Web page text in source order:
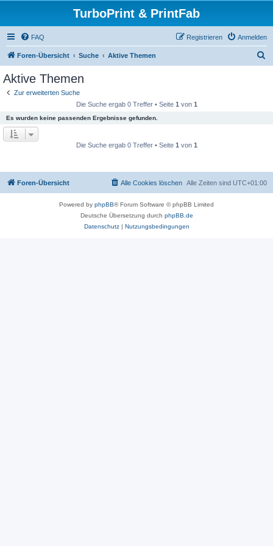
TurboPrint & PrintFab
FAQ Anmelden
Registrieren
Foren-Übersicht Suche Aktive Themen
Aktive Themen
Zur erweiterten Suche
Die Suche ergab 0 Treffer • Seite 1 von 1
Es wurden keine passenden Ergebnisse gefunden.
Die Suche ergab 0 Treffer • Seite 1 von 1
Foren-Übersicht Alle Zeiten sind UTC+01:00
Alle Cookies löschen
Powered by phpBB® Forum Software © phpBB Limited
Deutsche Übersetzung durch phpBB.de
Datenschutz| Nutzungsbedingungen